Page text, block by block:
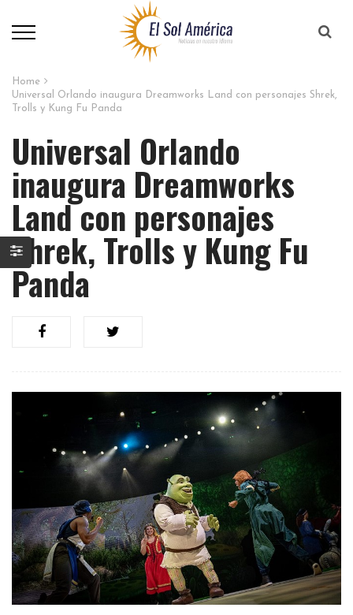
Home
Universal Orlando inaugura Dreamworks Land con personajes Shrek,
Trolls y Kung Fu Panda
Universal Orlando
inaugura Dreamworks
Land con personajes
Shrek, Trolls y Kung Fu
Panda